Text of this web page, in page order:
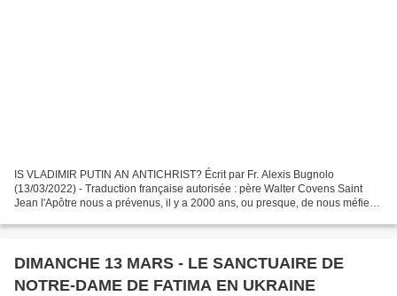
IS VLADIMIR PUTIN AN ANTICHRIST? Écrit par Fr. Alexis Bugnolo
(13/03/2022) - Traduction française autorisée : père Walter Covens Saint
Jean l'Apôtre nous a prévenus, il y a 2000 ans, ou presque, de nous méfier
DIMANCHE 13 MARS - LE SANCTUAIRE DE
NOTRE-DAME DE FATIMA EN UKRAINE